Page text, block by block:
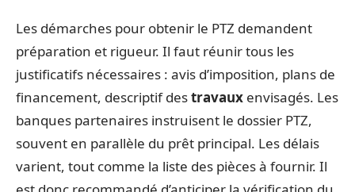
Les démarches pour obtenir le PTZ demandent
préparation et rigueur. Il faut réunir tous les
justificatifs nécessaires : avis d’imposition, plans de
financement, descriptif destravaux envisagés. Les
banques partenaires instruisent le dossier PTZ,
souvent en parallèle du prêt principal. Les délais
varient, tout comme la liste des pièces à fournir. Il